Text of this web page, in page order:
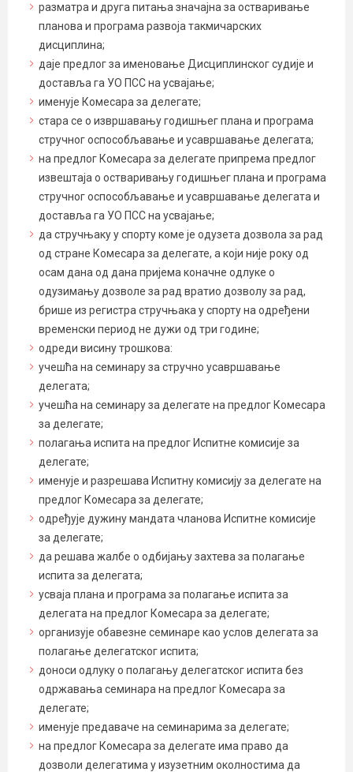
разматра и друга питања значајна за остваривање
планова и програма развоја такмичарских
дисциплина;
даје предлог за именовање Дисциплинског судије и
доставља га УО ПСС на усвајање;
именује Комесара за делегате;
стара се о извршавању годишњег плана и програма
стручног оспособљавање и усавршавање делегата;
на предлог Комесара за делегате припрема предлог
извештаја о остваривању годишњег плана и програма
стручног оспособљавање и усавршавање делегата и
доставља га УО ПСС на усвајање;
да стручњаку у спорту коме је одузета дозвола за рад
од стране Комесара за делегате, а који није року од
осам дана од дана пријема коначне одлуке о
одузимању дозволе за рад вратио дозволу за рад,
брише из регистра стручњака у спорту на одређени
временски период не дужи од три године;
одреди висину трошкова:
учешћа на семинару за стручно усавршавање
делегата;
учешћа на семинару за делегате на предлог Комесара
за делегате;
полагања испита на предлог Испитне комисије за
делегате;
именује и разрешава Испитну комисију за делегате на
предлог Комесара за делегате;
одређује дужину мандата чланова Испитне комисије
за делегате;
да решава жалбе о одбијању захтева за полагање
испита за делегата;
усваја плана и програма за полагање испита за
делегата на предлог Комесара за делегате;
организује обавезне семинаре као услов делегата за
полагање делегатског испита;
доноси одлуку о полагању делегатског испита без
одржавања семинара на предлог Комесара за
делегате;
именује предаваче на семинарима за делегате;
на предлог Комесара за делегате има право да
дозволи делегатима у изузетним околностима да